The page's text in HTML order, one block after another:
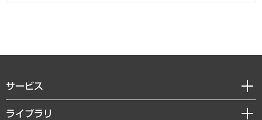
サービス
経営戦略
ライブラリ